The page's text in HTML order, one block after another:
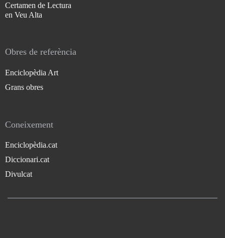
Certamen de Lectura
en Veu Alta
Obres de referència
Enciclopèdia Art
Grans obres
Coneixement
Enciclopèdia.cat
Diccionari.cat
Divulcat